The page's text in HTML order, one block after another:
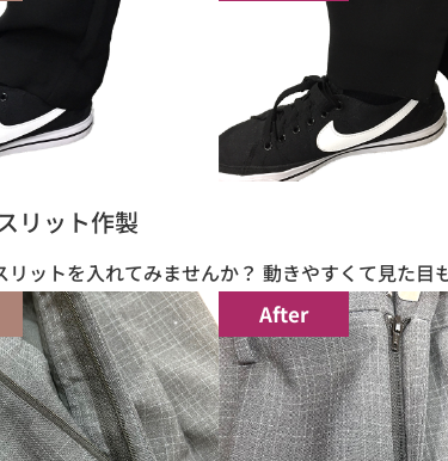
リット作製
リットを入れてみませんか？ 動きやすくて見た目
After